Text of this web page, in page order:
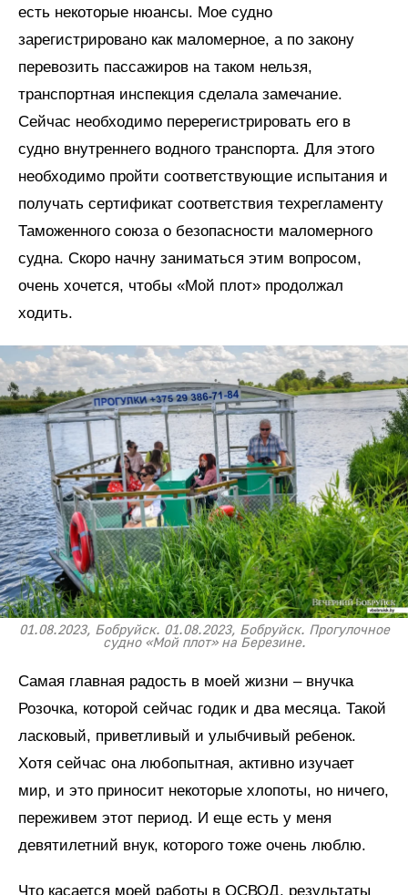
есть некоторые нюансы. Мое судно
зарегистрировано как маломерное, а по закону
перевозить пассажиров на таком нельзя,
транспортная инспекция сделала замечание.
Сейчас необходимо перерегистрировать его в
судно внутреннего водного транспорта. Для этого
необходимо пройти соответствующие испытания и
получать сертификат соответствия техрегламенту
Таможенного союза о безопасности маломерного
судна. Скоро начну заниматься этим вопросом,
очень хочется, чтобы «Мой плот» продолжал
ходить.
01.08.2023, Бобруйск. 01.08.2023, Бобруйск. Прогулочное
судно «Мой плот» на Березине.
Самая главная радость в моей жизни – внучка
Розочка, которой сейчас годик и два месяца. Такой
ласковый, приветливый и улыбчивый ребенок.
Хотя сейчас она любопытная, активно изучает
мир, и это приносит некоторые хлопоты, но ничего,
переживем этот период. И еще есть у меня
девятилетний внук, которого тоже очень люблю.
Что касается моей работы в ОСВОД, результаты